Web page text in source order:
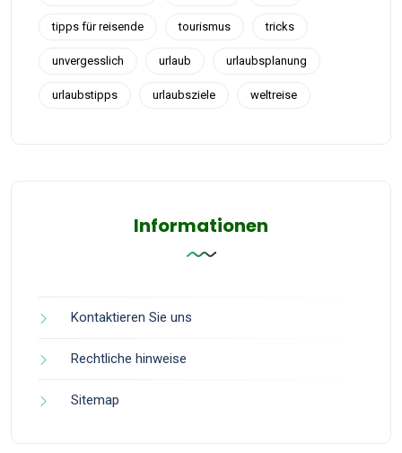
tipps für reisende tourismus tricks
unvergesslich urlaub urlaubsplanung
urlaubstipps urlaubsziele weltreise
Informationen
Kontaktieren Sie uns
Rechtliche hinweise
Sitemap